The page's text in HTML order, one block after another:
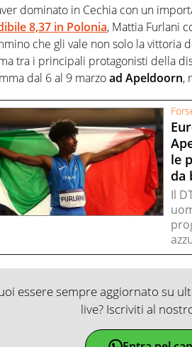
dominato in Cechia con un
8,37 in Polonia, Mattia Furlani
che gli vale non solo la vittoria
tra i principali protagonisti della
dal 6 al 9 marzoad Apeldoorn,
le
da
Il
essere sempre aggiornato su
live? Iscriviti al